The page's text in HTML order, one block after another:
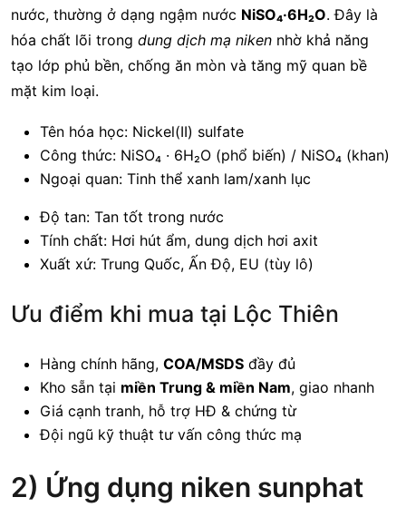
nước, thường ở dạng ngậm nước NiSO₄·6H₂O. Đây là
hóa chất lõi trong dung dịch mạ niken nhờ khả năng
tạo lớp phủ bền, chống ăn mòn và tăng mỹ quan bề
mặt kim loại.
Tên hóa học: Nickel(II) sulfate
Công thức: NiSO₄ · 6H₂O (phổ biến) / NiSO₄ (khan)
Ngoại quan: Tinh thể xanh lam/xanh lục
Độ tan: Tan tốt trong nước
Tính chất: Hơi hút ẩm, dung dịch hơi axit
Xuất xứ: Trung Quốc, Ấn Độ, EU (tùy lô)
Ưu điểm khi mua tại Lộc Thiên
Hàng chính hãng, COA/MSDS đầy đủ
Kho sẵn tại miền Trung & miền Nam, giao nhanh
Giá cạnh tranh, hỗ trợ HĐ & chứng từ
Đội ngũ kỹ thuật tư vấn công thức mạ
2) Ứng dụng niken sunphat